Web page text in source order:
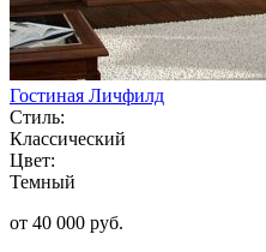
Гостиная Личфилд
Стиль:
Классический
Цвет:
Темный
от 40 000 руб.